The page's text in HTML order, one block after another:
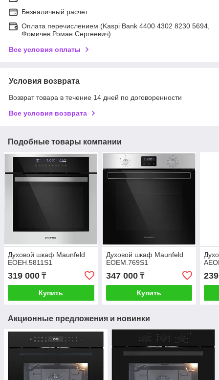
Безналичный расчет
Оплата перечислением (Kaspi Bank 4400 4302 8230 5694,
Фомичев Роман Сергеевич)
Все условия оплаты
Условия возврата
Возврат товара в течение 14 дней по договоренности
Все условия возврата
Подобные товары компании
Духовой шкаф Maunfeld
EOEH.5811S1
319 000 ₸
Купить
Духовой шкаф Maunfeld
EOEM.769S1
347 000₸
Купить
Акционные предложения и новинки